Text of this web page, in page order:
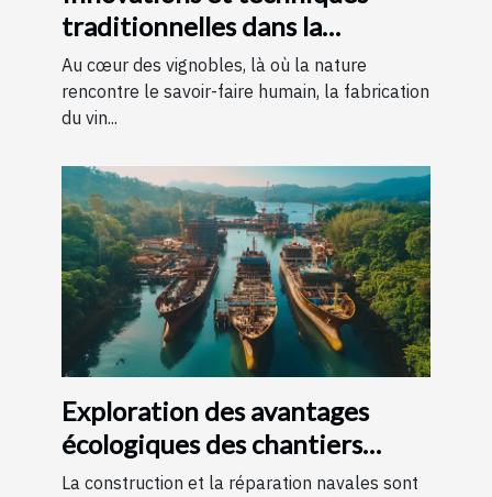
traditionnelles dans la
fabrication du vin
Au cœur des vignobles, là où la nature
rencontre le savoir-faire humain, la fabrication
du vin...
Exploration des avantages
écologiques des chantiers
navals locaux
La construction et la réparation navales sont